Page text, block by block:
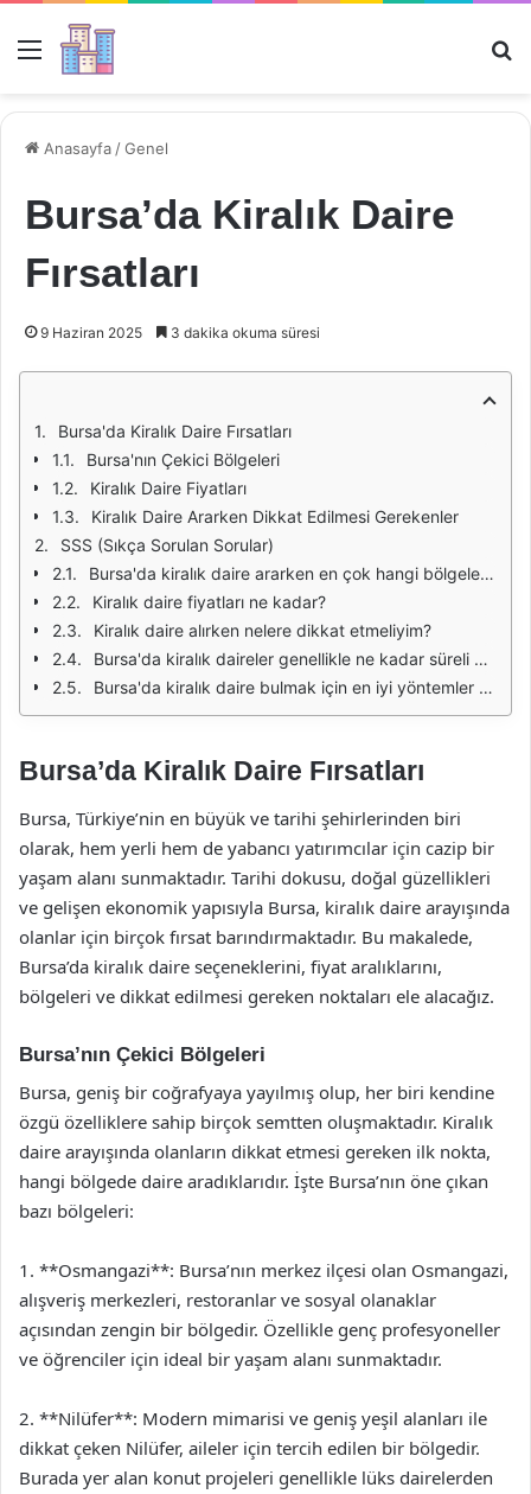
Menü
Anasayfa /Genel
Bursa’da Kiralık Daire
Fırsatları
9 Haziran 2025 3 dakika okuma süresi
Bursa'da Kiralık Daire Fırsatları
Bursa'nın Çekici Bölgeleri
Kiralık Daire Fiyatları
Kiralık Daire Ararken Dikkat Edilmesi Gerekenler
SSS (Sıkça Sorulan Sorular)
Bursa'da kiralık daire ararken en çok hangi bölgelere bakmalıyım?
Kiralık daire fiyatları ne kadar?
Kiralık daire alırken nelere dikkat etmeliyim?
Bursa'da kiralık daireler genellikle ne kadar süreli kiralanır?
Bursa'da kiralık daire bulmak için en iyi yöntemler nelerdir?
Bursa’da Kiralık Daire Fırsatları
Bursa, Türkiye’nin en büyük ve tarihi şehirlerinden biri
olarak, hem yerli hem de yabancı yatırımcılar için cazip bir
yaşam alanı sunmaktadır. Tarihi dokusu, doğal güzellikleri
ve gelişen ekonomik yapısıyla Bursa, kiralık daire arayışında
olanlar için birçok fırsat barındırmaktadır. Bu makalede,
Bursa’da kiralık daire seçeneklerini, fiyat aralıklarını,
bölgeleri ve dikkat edilmesi gereken noktaları ele alacağız.
Bursa’nın Çekici Bölgeleri
Bursa, geniş bir coğrafyaya yayılmış olup, her biri kendine
özgü özelliklere sahip birçok semtten oluşmaktadır. Kiralık
daire arayışında olanların dikkat etmesi gereken ilk nokta,
hangi bölgede daire aradıklarıdır. İşte Bursa’nın öne çıkan
bazı bölgeleri:
1. **Osmangazi**: Bursa’nın merkez ilçesi olan Osmangazi,
alışveriş merkezleri, restoranlar ve sosyal olanaklar
açısından zengin bir bölgedir. Özellikle genç profesyoneller
ve öğrenciler için ideal bir yaşam alanı sunmaktadır.
2. **Nilüfer**: Modern mimarisi ve geniş yeşil alanları ile
dikkat çeken Nilüfer, aileler için tercih edilen bir bölgedir.
Burada yer alan konut projeleri genellikle lüks dairelerden